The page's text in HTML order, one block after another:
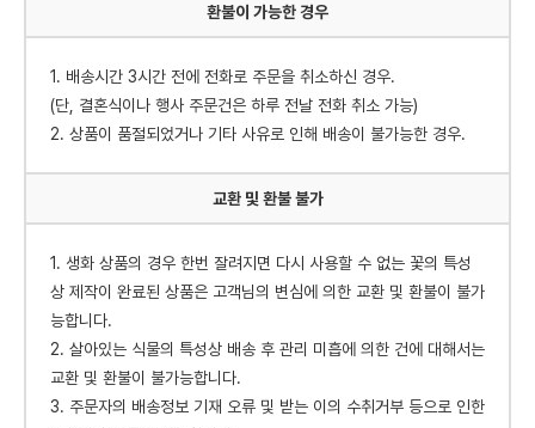
환불이 가능한 경우
1. 배송시간 3시간 전에 전화로 주문을 취소하신 경우.
(단, 결혼식이나 행사 주문건은 하루 전날 전화 취소 가능)
2. 상품이 품절되었거나 기타 사유로 인해 배송이 불가능한 경우.
교환 및 환불 불가
1. 생화 상품의 경우 한번 잘려지면 다시 사용할 수 없는 꽃의 특성
상 제작이 완료된 상품은 고객님의 변심에 의한 교환 및 환불이 불가
능합니다.
2. 살아있는 식물의 특성상 배송 후 관리 미흡에 의한 건에 대해서는
교환 및 환불이 불가능합니다.
3. 주문자의 배송정보 기재 오류 및 받는 이의 수취거부 등으로 인한